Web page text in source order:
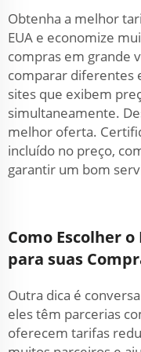
Obtenha a melhor
EUA e economize
compras em grande
comparar diferentes
sites que exibem
simultaneamente.
melhor oferta.
incluído no preço,
garantir um bom
Como Escolher
para suas
Outra dica é
eles têm parcerias
oferecem tarifas